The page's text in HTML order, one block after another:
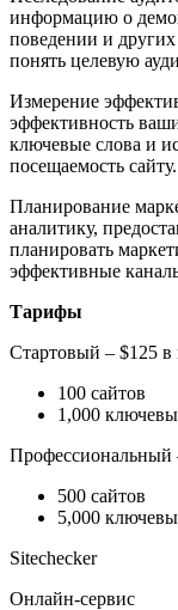
информацию о
поведении и
понять целевую
Измерение
эффективность
ключевые слова и
посещаемость сайту.
Планирование
аналитику,
планировать
эффективные
Тарифы
Стартовый – $125 в
100 сайтов
1,000
Профессиональный
500 сайтов
5,000
Sitechecker
Онлайн-сервис